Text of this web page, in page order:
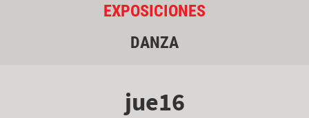
EXPOSICIONES
DANZA
jue16